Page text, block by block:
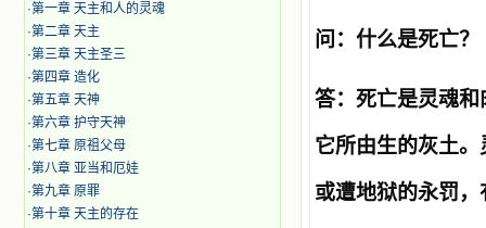
·第一章 天主和人的灵魂
·第二章 天主
·第三章 天主圣三
·第四章 造化
·第五章 天神
·​第六章 护守天神
·第七章 原祖父母
·​第八章 亚当和厄娃
·第九章 原罪
·第十章 天主的存在
问：什么是死亡？
答：死亡是灵魂
它所由生的灰土
或遭地狱的永罚